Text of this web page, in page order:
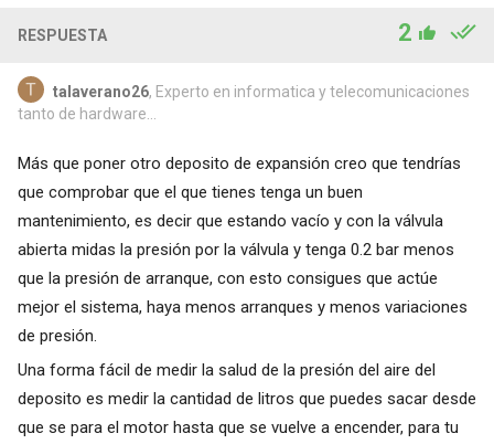
RESPUESTA 2
talaverano26, Experto en informatica y telecomunicaciones
tanto de hardware...
Más que poner otro deposito de expansión creo que tendrías
que comprobar que el que tienes tenga un buen
mantenimiento, es decir que estando vacío y con la válvula
abierta midas la presión por la válvula y tenga 0.2 bar menos
que la presión de arranque, con esto consigues que actúe
mejor el sistema, haya menos arranques y menos variaciones
de presión.
Una forma fácil de medir la salud de la presión del aire del
deposito es medir la cantidad de litros que puedes sacar desde
que se para el motor hasta que se vuelve a encender, para tu